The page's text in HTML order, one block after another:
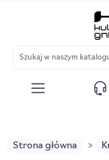
Strona główna